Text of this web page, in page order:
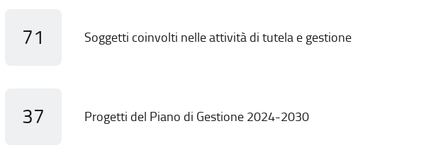
71 Soggetti coinvolti nelle attività di tutela e gestione
37 Progetti del Piano di Gestione 2024-2030